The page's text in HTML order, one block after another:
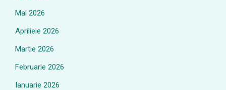
Mai 2026
Aprilieie 2026
Martie 2026
Februarie 2026
Ianuarie 2026